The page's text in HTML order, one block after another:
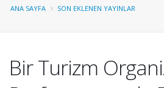
ANA SAYFA SON EKLENEN YAYINLAR
Bir Turizm